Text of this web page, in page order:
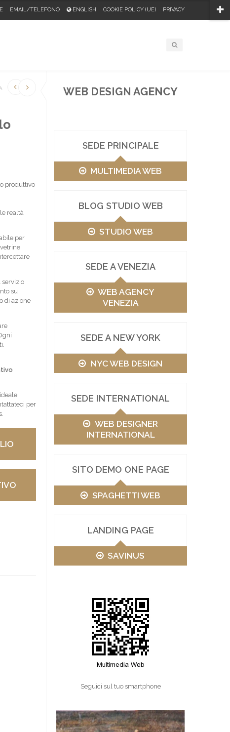
EMAIL/TELEFONO ENGLISH COOKIE POLICY (UE) PRIVACY
WEB DESIGN AGENCY
SEDE PRINCIPALE
MULTIMEDIA WEB
BLOG STUDIO WEB
STUDIO WEB
SEDE A VENEZIA
WEB AGENCY
VENEZIA
SEDE A NEW YORK
NYC WEB DESIGN
SEDE INTERNATIONAL
WEB DESIGNER
INTERNATIONAL
SITO DEMO ONE PAGE
SPAGHETTI WEB
LANDING PAGE
SAVINUS
Seguici sul tuo smartphone
produttivo
realtà
per
servizio
su
di azione
per